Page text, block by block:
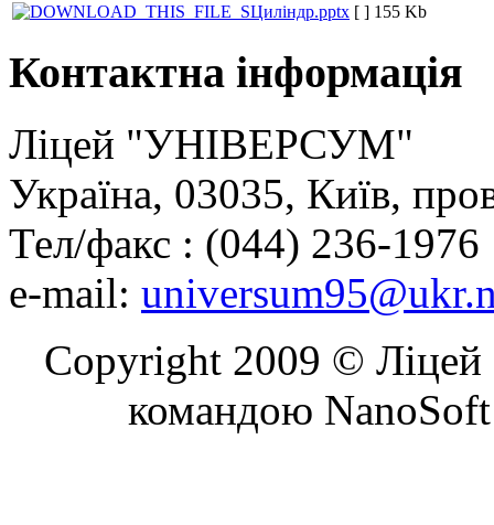
Циліндр.pptx [ ] 155 Kb
Контактна інформація
Ліцей "УНІВЕРСУМ"
Україна, 03035, Київ,
Тел/факс : (044) 236-1976
e-mail:
Copyright 2009 © Ліцей
командою